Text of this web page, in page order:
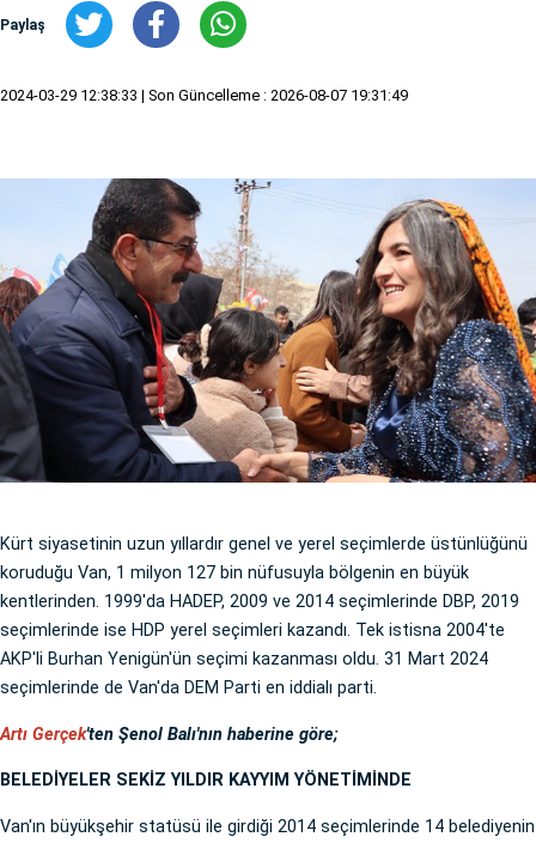
Paylaş
2024-03-29 12:38:33 | Son Güncelleme : 2026-08-07 19:31:49
Kürt siyasetinin uzun yıllardır genel ve yerel seçimlerde üstünlüğünü
koruduğu Van, 1 milyon 127 bin nüfusuyla bölgenin en büyük
kentlerinden. 1999'da HADEP, 2009 ve 2014 seçimlerinde DBP, 2019
seçimlerinde ise HDP yerel seçimleri kazandı. Tek istisna 2004'te
AKP'li Burhan Yenigün'ün seçimi kazanması oldu. 31 Mart 2024
seçimlerinde de Van'da DEM Parti en iddialı parti.
Artı Gerçek'ten Şenol Balı'nın haberine göre;
BELEDİYELER SEKİZ YILDIR KAYYIM YÖNETİMİNDE
Van'ın büyükşehir statüsü ile girdiği 2014 seçimlerinde 14 belediyenin